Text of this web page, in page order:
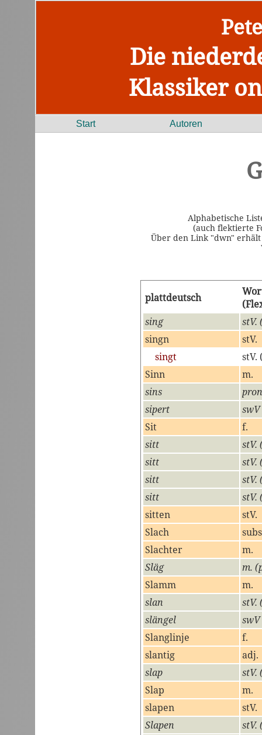
Die
Klassiker
Start Autoren
Alphabetische
(auch flektierte
Über den Link "dwn"
plattdeutsch
sing
stV.
singn
stV.
singt
stV.
Sinn
m.
sins
sipert
swV
Sit
f.
sitt
stV.
sitt
stV.
sitt
stV.
sitt
stV.
sitten
stV.
Slach
Slachter
m.
Släg
m.
Slamm
m.
slan
stV.
slängel
Slanglinje
f.
slantig
adj.
slap
stV.
Slap
m.
slapen
stV.
Slapen
stV.